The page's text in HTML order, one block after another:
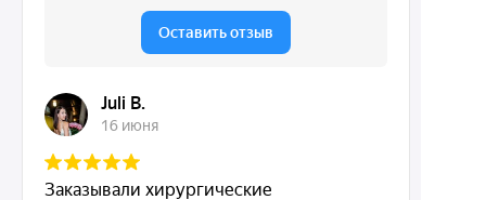
Dentins.ru
Акции
О нас
Доставка и контакты